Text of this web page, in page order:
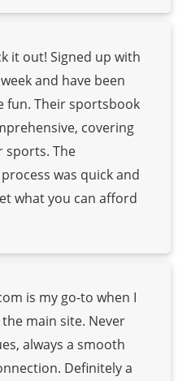
it out! Signed up with
and have been
fun. Their sportsbook
covering
sports. The
was quick and
what you can afford
is my go-to when I
the main site. Never
always a smooth
Definitely a